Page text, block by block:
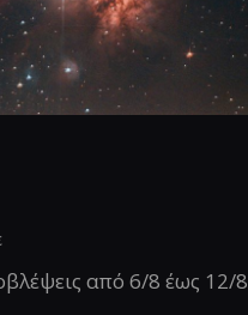
από 6/8 έως 12/8